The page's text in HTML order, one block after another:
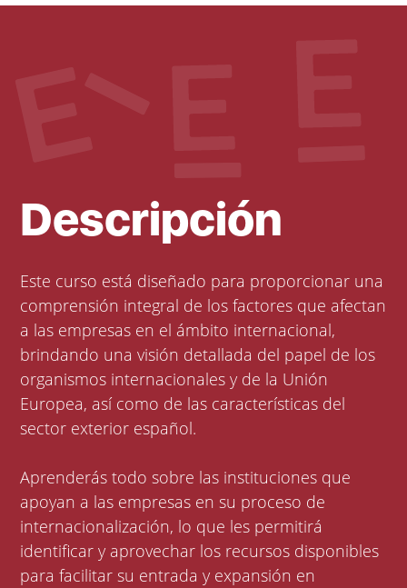
Descripción
Este curso está diseñado para proporcionar una
comprensión integral de los factores que afectan
a las empresas en el ámbito internacional,
brindando una visión detallada del papel de los
organismos internacionales y de la Unión
Europea, así como de las características del
sector exterior español.
Aprenderás todo sobre las instituciones que
apoyan a las empresas en su proceso de
internacionalización, lo que les permitirá
identificar y aprovechar los recursos disponibles
para facilitar su entrada y expansión en